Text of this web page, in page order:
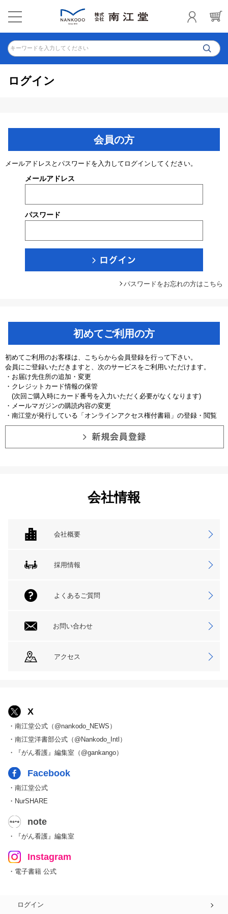
キーワードを入力してください
ログイン
会員の方
メールアドレスとパスワードを入力してログインしてください。
メールアドレス
パスワード
パスワードをお忘れの方はこちら
初めてご利用の方
初めてご利用のお客様は、こちらから会員登録を行って下さい。
会員にご登録いただきますと、次のサービスをご利用いただけます。
・お届け先住所の追加・変更
・クレジットカード情報の保管
(次回ご購入時にカード番号を入力いただく必要がなくなります)
・メールマガジンの購読内容の変更
・南江堂が発行している「オンラインアクセス権付書籍」の登録・閲覧
会社情報
会社概要
採用情報
よくあるご質問
お問い合わせ
アクセス
X
・南江堂公式（@nankodo_NEWS）
・南江堂洋書部公式（@Nankodo_Intl）
・『がん看護』編集室（@gankango）
Facebook
・南江堂公式
・NurSHARE
note
・『がん看護』編集室
Instagram
・電子書籍 公式
ログイン